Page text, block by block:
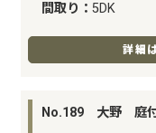
間取り：5DK
詳細
No.189 大野 庭付